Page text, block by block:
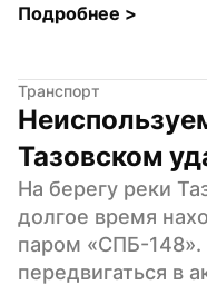
Подробнее >
Транспорт
Тазовском
На берегу реки
долгое время
паром «СПБ-
передвигаться в